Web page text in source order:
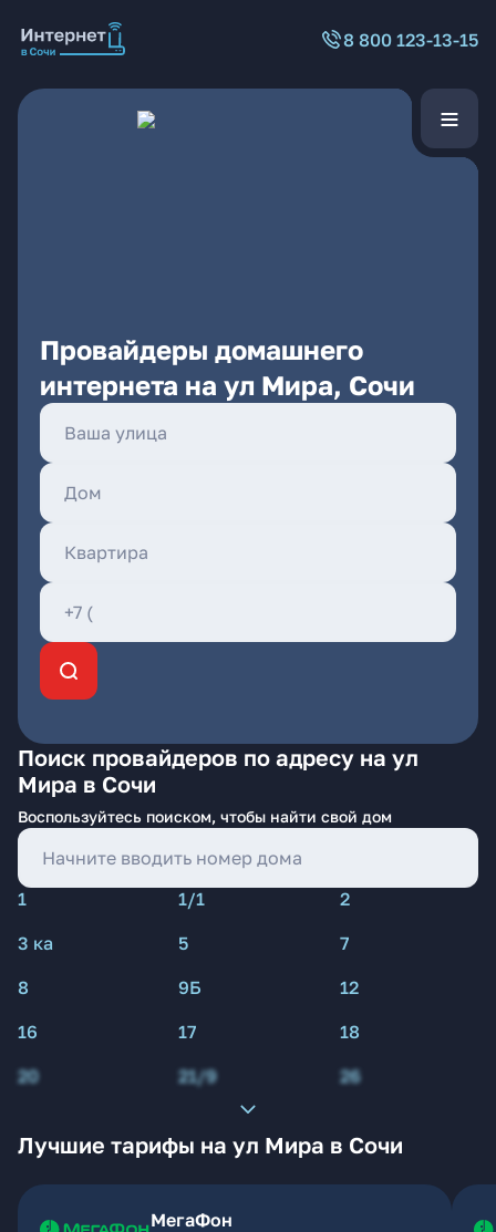
8 800 123-13-15
Провайдеры домашнего
интернета на ул Мира, Сочи
Поиск провайдеров по адресу на ул
Мира в Сочи
Воспользуйтесь поиском, чтобы найти свой дом
1 1/1
2
3 ка
5
7
8
9Б
12
16
17
18
20
21/9 26
Лучшие тарифы на ул Мира в Сочи
МегаФон